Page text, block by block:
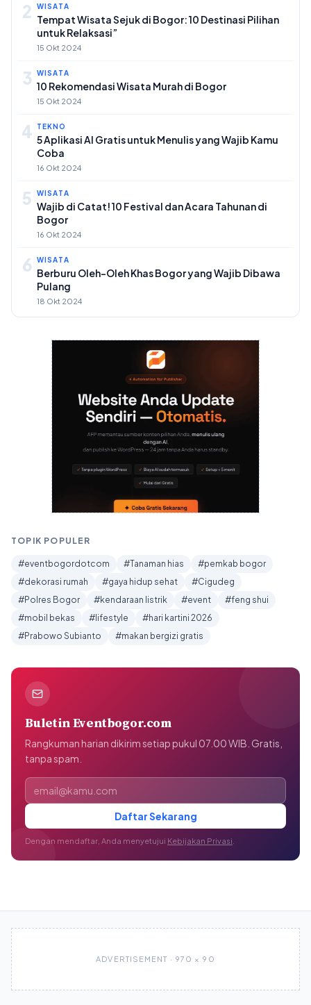
2 WISATA
Tempat Wisata Sejuk di Bogor: 10 Destinasi Pilihan
untuk Relaksasi”
15 Okt 2024
3 WISATA
10 Rekomendasi Wisata Murah di Bogor
15 Okt 2024
4 TEKNO
5 Aplikasi AI Gratis untuk Menulis yang Wajib Kamu
Coba
16 Okt 2024
5 WISATA
Wajib di Catat! 10 Festival dan Acara Tahunan di
Bogor
16 Okt 2024
6 WISATA
Berburu Oleh-Oleh Khas Bogor yang Wajib Dibawa
Pulang
18 Okt 2024
TOPIK POPULER
#eventbogordotcom #Tanaman hias
#pemkab bogor
#dekorasi rumah
#gaya hidup sehat
#Cigudeg
#Polres Bogor
#kendaraan listrik #event
#feng shui
#mobil bekas
#lifestyle
#hari kartini 2026
#Prabowo Subianto
#makan bergizi gratis
Buletin Eventbogor.com
Rangkuman harian dikirim setiap pukul 07.00 WIB. Gratis,
tanpa spam.
Alamat email
Daftar Sekarang
Dengan mendaftar, Anda menyetujui Kebijakan Privasi
ADVERTISEMENT · 970 × 90